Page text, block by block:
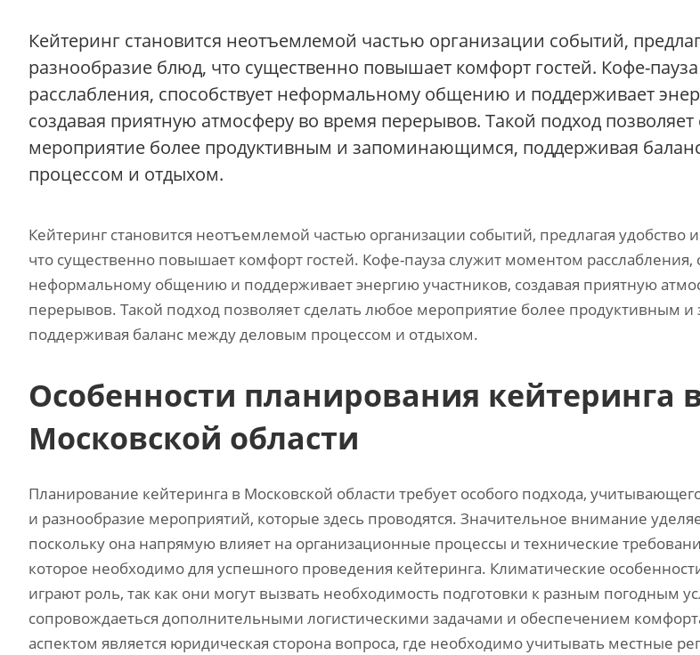
Кейтеринг становится неотъемлемой частью организации событий,
разнообразие блюд, что существенно повышает комфорт гостей. Кофе-
расслабления, способствует неформальному общению и поддерживает
создавая приятную атмосферу во время перерывов. Такой подход
мероприятие более продуктивным и запоминающимся, поддерживая
процессом и отдыхом.
Кейтеринг становится неотъемлемой частью организации событий, предлагая удобство
что существенно повышает комфорт гостей. Кофе-пауза служит моментом расслабления,
неформальному общению и поддерживает энергию участников, создавая приятную
перерывов. Такой подход позволяет сделать любое мероприятие более продуктивным
поддерживая баланс между деловым процессом и отдыхом.
Особенности планирования кейтеринга
Московской области
Планирование кейтеринга в Московской области требует особого подхода,
и разнообразие мероприятий, которые здесь проводятся. Значительное внимание
поскольку она напрямую влияет на организационные процессы и технические
которое необходимо для успешного проведения кейтеринга. Климатические
играют роль, так как они могут вызвать необходимость подготовки к разным погодным
сопровождаеться дополнительными логистическими задачами и обеспечением
аспектом является юридическая сторона вопроса, где необходимо учитывать местные